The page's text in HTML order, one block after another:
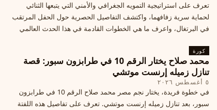
تعرف على استراتيجية التمويه الجغرافي والأمني التي يتبعها الثنائي
لحماية سرية زفافهما، واكتشف التفاصيل الحصرية حول الحفل المرتقب
في البرتغال، واعرف ما هي الخطوات القادمة في هذا الحدث العالمي
كورة
محمد صلاح يختار الرقم 10 في طرابزون سبور: قصة
تنازل زميله إرنست موتشي
٥ أغسطس ٢٠٢٦
في خطوة فريدة، يختار نجم مصر محمد صلاح الرقم 10 في طرابزون
سبور، بعد تنازل زميله إرنست موتشي. تعرف على تفاصيل هذه اللفتة